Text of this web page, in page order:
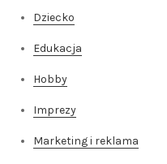
Dziecko
Edukacja
Hobby
Imprezy
Marketing i reklama